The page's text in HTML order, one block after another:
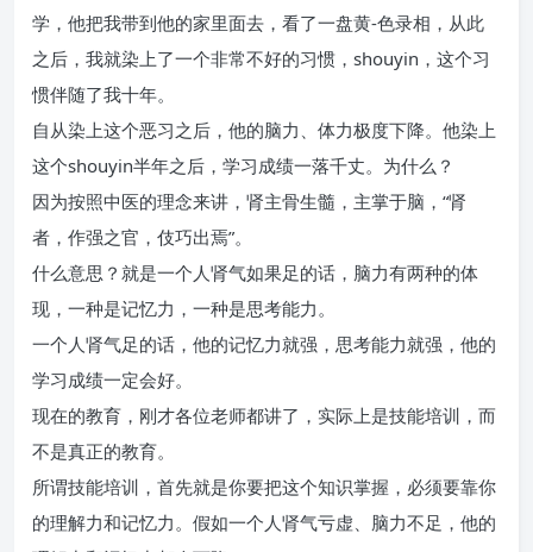
学，他把我带到他的家里面去，看了一盘黄-色录相，从此
之后，我就染上了一个非常不好的习惯，shouyin，这个习
惯伴随了我十年。
自从染上这个恶习之后，他的脑力、体力极度下降。他染上
这个shouyin半年之后，学习成绩一落千丈。为什么？
因为按照中医的理念来讲，肾主骨生髓，主掌于脑，“肾
者，作强之官，伎巧出焉”。
什么意思？就是一个人肾气如果足的话，脑力有两种的体
现，一种是记忆力，一种是思考能力。
一个人肾气足的话，他的记忆力就强，思考能力就强，他的
学习成绩一定会好。
现在的教育，刚才各位老师都讲了，实际上是技能培训，而
不是真正的教育。
所谓技能培训，首先就是你要把这个知识掌握，必须要靠你
的理解力和记忆力。假如一个人肾气亏虚、脑力不足，他的